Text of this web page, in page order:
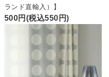
ランド直輸入）】
500円(税込550円)